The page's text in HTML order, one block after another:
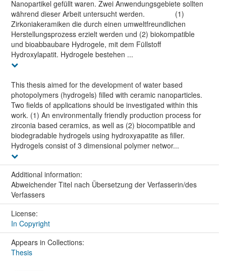
Nanopartikel gefüllt waren. Zwei Anwendungsgebiete sollten
während dieser Arbeit untersucht werden. (1)
Zirkoniakeramiken die durch einen umweltfreundlichen
Herstellungsprozess erzielt werden und (2) biokompatible
und bioabbaubare Hydrogele, mit dem Füllstoff
Hydroxylapatit. Hydrogele bestehen ...
This thesis aimed for the development of water based
photopolymers (hydrogels) filled with ceramic nanoparticles.
Two fields of applications should be investigated within this
work. (1) An environmentally friendly production process for
zirconia based ceramics, as well as (2) biocompatible and
biodegradable hydrogels using hydroxyapatite as filler.
Hydrogels consist of 3 dimensional polymer networ...
Additional information:
Abweichender Titel nach Übersetzung der Verfasserin/des
Verfassers
License:
In Copyright
Appears in Collections:
Thesis